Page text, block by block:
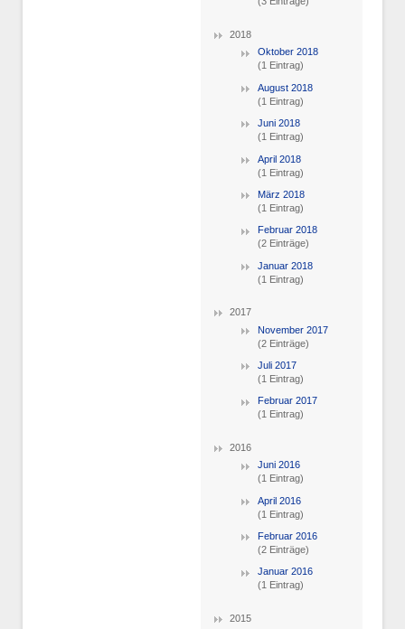
2018
Oktober 2018
(1 Eintrag)
August 2018
(1 Eintrag)
Juni 2018
(1 Eintrag)
April 2018
(1 Eintrag)
März 2018
(1 Eintrag)
Februar 2018
(2 Einträge)
Januar 2018
(1 Eintrag)
2017
November 2017
(2 Einträge)
Juli 2017
(1 Eintrag)
Februar 2017
(1 Eintrag)
2016
Juni 2016
(1 Eintrag)
April 2016
(1 Eintrag)
Februar 2016
(2 Einträge)
Januar 2016
(1 Eintrag)
2015